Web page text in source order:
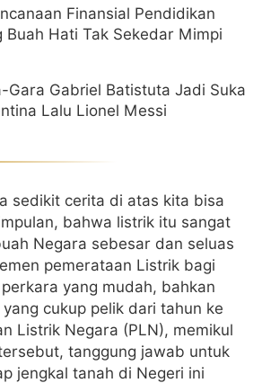
Finansial Pendidikan
Buah Hati Tak Sekedar Mimpi
Gara Gabriel Batistuta Jadi Suka
Lalu Lionel Messi
sedikit cerita di atas kita bisa
bahwa listrik itu sangat
Negara sebesar dan seluas
pemerataan Listrik bagi
yang mudah, bahkan
cukup pelik dari tahun ke
Listrik Negara (PLN), memikul
tanggung jawab untuk
jengkal tanah di Negeri ini